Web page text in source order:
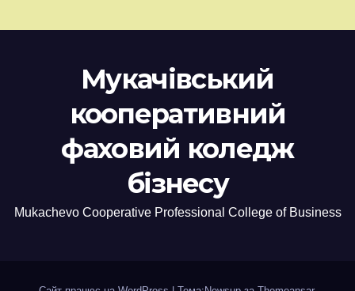
Мукачівський
кооперативний
фаховий коледж
бізнесу
Mukachevo Cooperative Professional College of Business